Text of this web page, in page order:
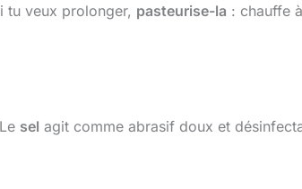
tu veux prolonger, pasteurise-la : chauffe
sel agit comme abrasif doux et